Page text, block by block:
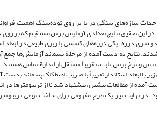
سنگی در یا بر روی توده‌سنگ اهمیت فراوانی
این تحقیق نتایج تعدادی آزمایش برش مستقیم که بر
مربع تا 25 سانتی‌متر مربع ایجاد شدند. نتایج به دست آمده از مرحلة
و نرخ برش ثابت، تقریباً مستقل از اندازة تماس
ابعاد استاندار تقریباً با ضریب اصطکاک پسماند
آمده از مطالعات پیشین، پیشنهاد شد تا از
برشی 5 الی 20 میلیمتر بهره گرفته شود. در نهایت نیز یک طرح مفهومی